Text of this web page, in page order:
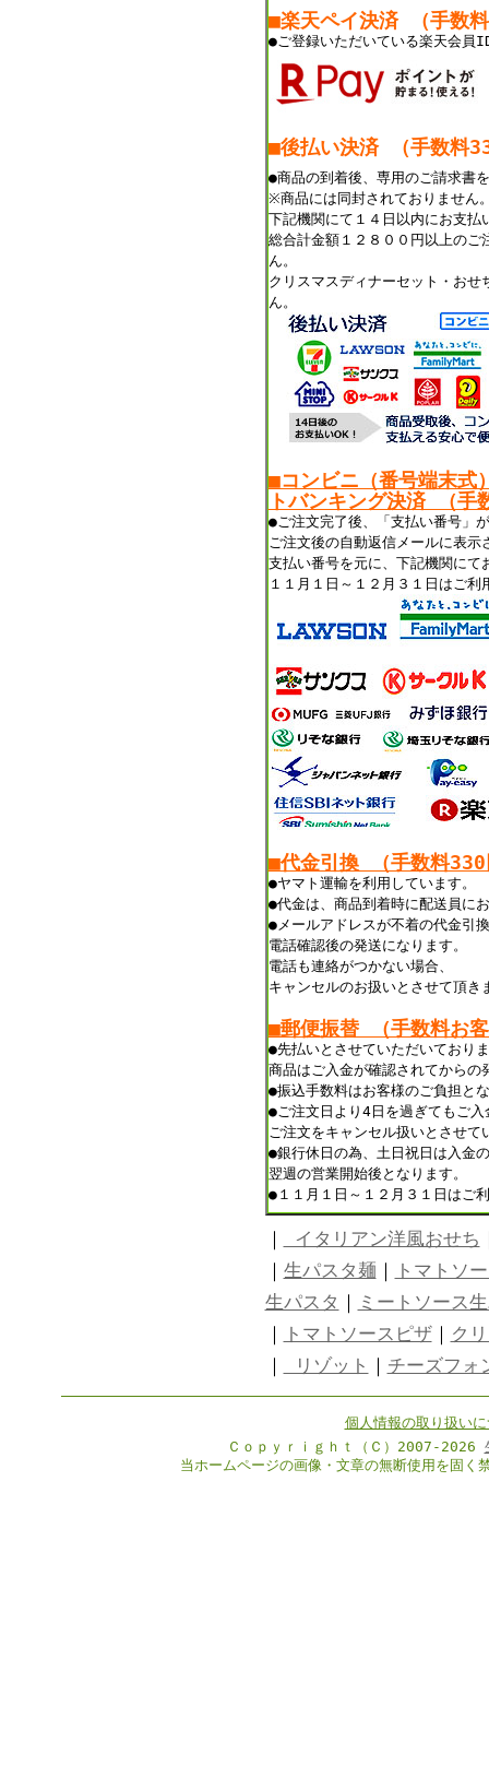
■楽天ペイ決済 （手数
●ご登録いただいている楽天会員
■後払い決済 （手数料
●商品の到着後、専用のご請求書
※商品には同封されておりません
下記機関にて１４日以内にお支払
総合計金額１２８００円以上のご
ん。
クリスマスディナーセット・おせ
ん。
■コンビニ（番号端末式
トバンキング決済 （手
●ご注文完了後、「支払い番号」
ご注文後の自動返信メールに表示
支払い番号を元に、下記機関にて
１１月１日～１２月３１日はご利
■代金引換 （手数料
●ヤマト運輸を利用しています。
●代金は、商品到着時に配送員に
●メールアドレスが不着の代金引
電話確認後の発送になります。
電話も連絡がつかない場合、
キャンセルのお扱いとさせて頂き
■郵便振替 （手数料お
●先払いとさせていただいており
商品はご入金が確認されてからの
●振込手数料はお客様のご負担と
●ご注文日より4日を過ぎてもご
ご注文をキャンセル扱いとさせて
●銀行休日の為、土日祝日は入金
翌週の営業開始後となります。
●１１月１日～１２月３１日はご
｜ イタリアン洋風おせち
｜ 生パスタ麺 ｜
トマトソ
生パスタ ｜ ミートソース
｜
トマトソースピザ｜ ク
｜
リゾット ｜ チーズフォ
個人情報の取り扱い
Ｃｏｐｙｒｉｇｈｔ（Ｃ）2007-2026
当ホームページの画像・文章の無断使用を固